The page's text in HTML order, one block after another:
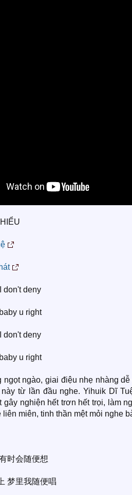
don't deny
u right
don't deny
u right
ngọt ngào, giai điệu nhẹ nhàng
từ lần đầu nghe. Yihuik Dĩ
gây nghiện hết trơn hết trọi, làm
liên miên, tinh thần mệt mỏi nghe
时会随便想
梦里我随便唱